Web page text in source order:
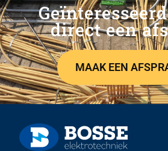
direct een
MAAK EEN